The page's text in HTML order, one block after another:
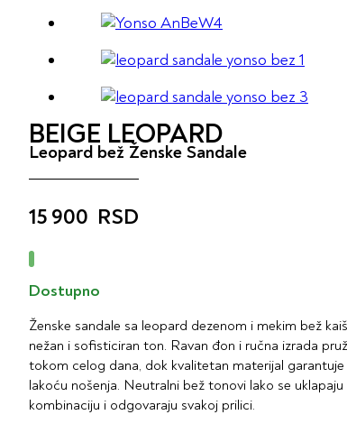
BEIGE LEOPARD
Leopard bež Ženske Sandale
15 900 RSD
Dostupno
Ženske sandale sa leopard dezenom i mekim bež
nežan i sofisticiran ton. Ravan đon i ručna izrada
tokom celog dana, dok kvalitetan materijal
lakoću nošenja. Neutralni bež tonovi lako se uklapaju
kombinaciju i odgovaraju svakoj prilici.